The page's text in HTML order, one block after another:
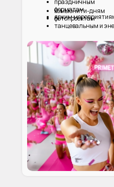
праздничным
форматам
ярким
комьюнити-дням
фотопроектам
танцевальным и